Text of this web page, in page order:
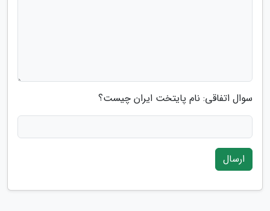
سوال اتفاقی: نام پایتخت ایران چیست؟
ارسال